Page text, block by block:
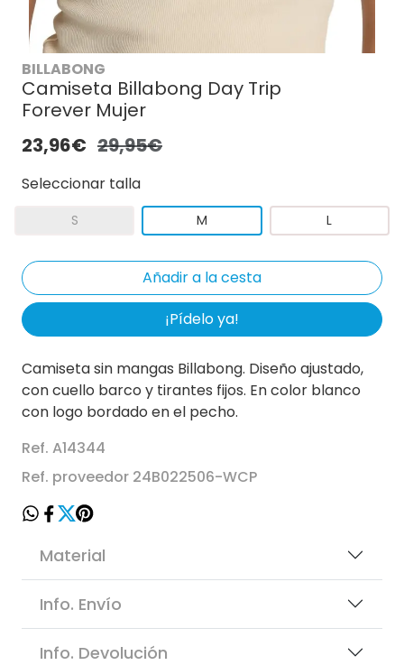
BILLABONG
Camiseta Billabong Day Trip
Forever Mujer
23,96€ 29,95€
Seleccionar talla
S M L
¡Pídelo ya!
Camiseta sin mangas Billabong. Diseño ajustado,
con cuello barco y tirantes fijos. En color blanco
con logo bordado en el pecho.
Ref. A14344
Ref. proveedor 24B022506-WCP
Material
Info. Envío
Info. Devolución